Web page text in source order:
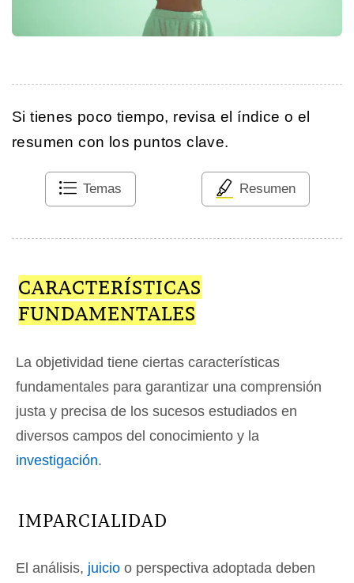
Si tienes poco tiempo, revisa el índice o el
resumen con los puntos clave.
Temas Resumen
CARACTERÍSTICAS
FUNDAMENTALES
La objetividad tiene ciertas características
fundamentales para garantizar una comprensión
justa y precisa de los sucesos estudiados en
diversos campos del conocimiento y la
investigación.
IMPARCIALIDAD
El análisis, juicio o perspectiva adoptada deben